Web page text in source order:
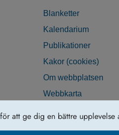
att ge dig en bättre upplevelse
Blanketter
Kalendarium
Publikationer
Kakor (cookies)
Om webbplatsen
Webbkarta